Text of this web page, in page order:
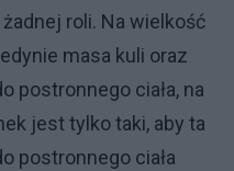
roli. Na wielkość
masa kuli oraz
postronnego ciała, na
jest tylko taki, aby ta
postronnego ciała